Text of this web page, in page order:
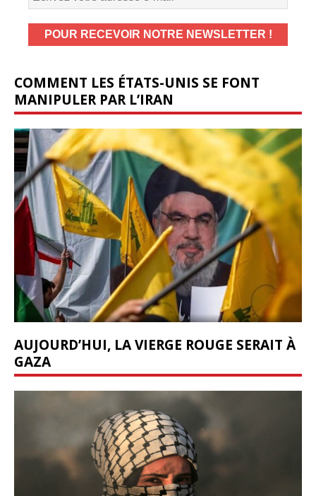
COMMENT LES ÉTATS-UNIS SE FONT
MANIPULER PAR L’IRAN
AUJOURD’HUI, LA VIERGE ROUGE SERAIT À
GAZA